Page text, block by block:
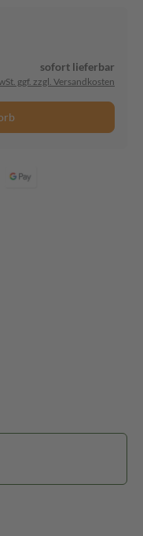
sofort lieferbar
ggf. zzgl. Versandkosten